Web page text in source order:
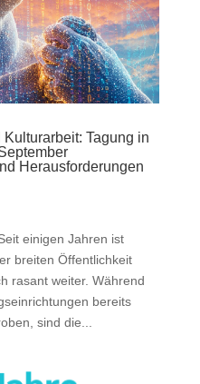
Tagung in
Herausforderungen
einigen Jahren ist
breiten Öffentlichkeit
rasant weiter. Während
bereits
sind die...